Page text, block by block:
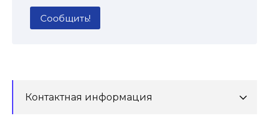
Сообщить!
Контактная информация